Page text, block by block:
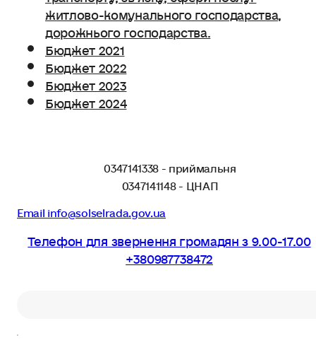
житлово-комунального господарства,
дорожнього господарства.
Бюджет 2021
Бюджет 2022
Бюджет 2023
Бюджет 2024
0347141338 - приймальня
0347141148 - ЦНАП
Email info@solselrada.gov.ua
Телефон для звернення громадян з 9.00-17.00
+380987738472